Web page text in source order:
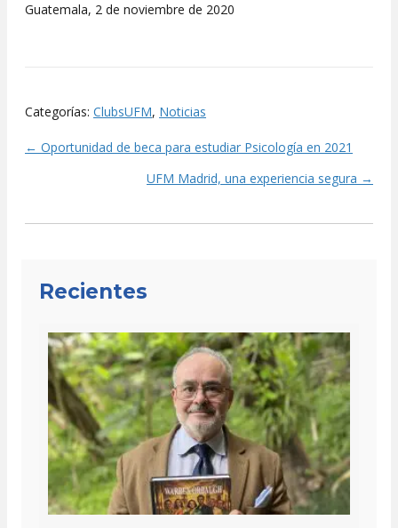
Guatemala, 2 de noviembre de 2020
Categorías: ClubsUFM, Noticias
Posts
navigation
← Oportunidad de beca para estudiar Psicología en 2021
UFM Madrid, una experiencia segura →
Recientes